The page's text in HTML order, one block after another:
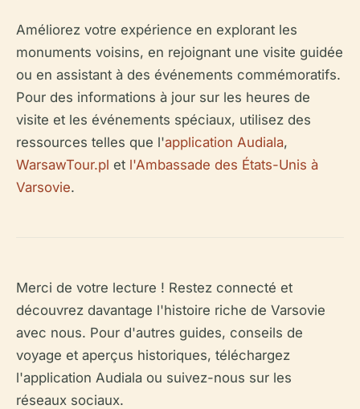
Améliorez votre expérience en explorant les
monuments voisins, en rejoignant une visite guidée
ou en assistant à des événements commémoratifs.
Pour des informations à jour sur les heures de
visite et les événements spéciaux, utilisez des
ressources telles que l'application Audiala,
WarsawTour.pl et l'Ambassade des États-Unis à
Varsovie.
Merci de votre lecture ! Restez connecté et
découvrez davantage l'histoire riche de Varsovie
avec nous. Pour d'autres guides, conseils de
voyage et aperçus historiques, téléchargez
l'application Audiala ou suivez-nous sur les
réseaux sociaux.